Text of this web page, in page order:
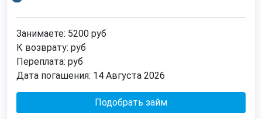
Занимаете: 5200 руб
К возврату: руб
Переплата: руб
Дата погашения: 14 Августа 2026
Подобрать займ